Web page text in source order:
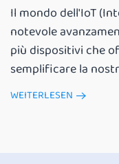
Il mondo dell'IoT
notevole
più dispositivi che
semplificare la
WEITERLESEN